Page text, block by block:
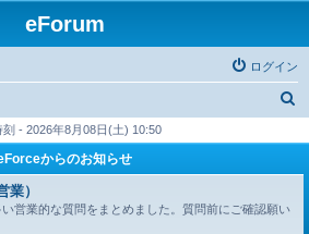
eForum
ログイン
刻 - 2026年8月08日(土) 10:50
からのお知らせ
業）
営業的な質問をまとめました。質問前にご確認願い